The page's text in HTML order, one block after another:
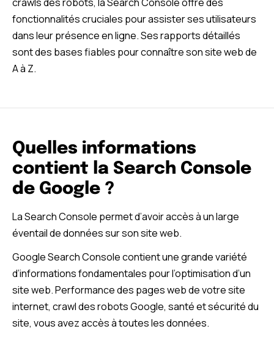
fonctionnalités cruciales pour assister ses utilisateurs
dans leur présence en ligne. Ses rapports détaillés
sont des bases fiables pour connaître son site web de
A à Z.
Quelles informations
contient la Search Console
de Google ?
LaSearch Console permet d’avoir accès à un large
éventail de données sur son site web.
Google Search Console contient une grande variété
d’informations fondamentales pour l’optimisation d’un
site web. Performance des pages web de votre site
internet, crawl des robots Google, santé et sécurité du
site, vous avez accès à toutes les données.